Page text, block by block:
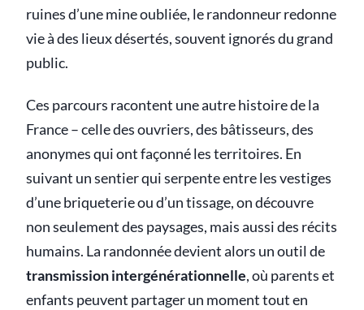
ruines d’une mine oubliée, le randonneur redonne
vie à des lieux désertés, souvent ignorés du grand
public.
Ces parcours racontent une autre histoire de la
France – celle des ouvriers, des bâtisseurs, des
anonymes qui ont façonné les territoires. En
suivant un sentier qui serpente entre les vestiges
d’une briqueterie ou d’un tissage, on découvre
non seulement des paysages, mais aussi des récits
humains. La randonnée devient alors un outil de
transmission intergénérationnelle, où parents et
enfants peuvent partager un moment tout en